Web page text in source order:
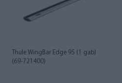
Thule WingBar Edge 95 (1 gab)
(69-721400)